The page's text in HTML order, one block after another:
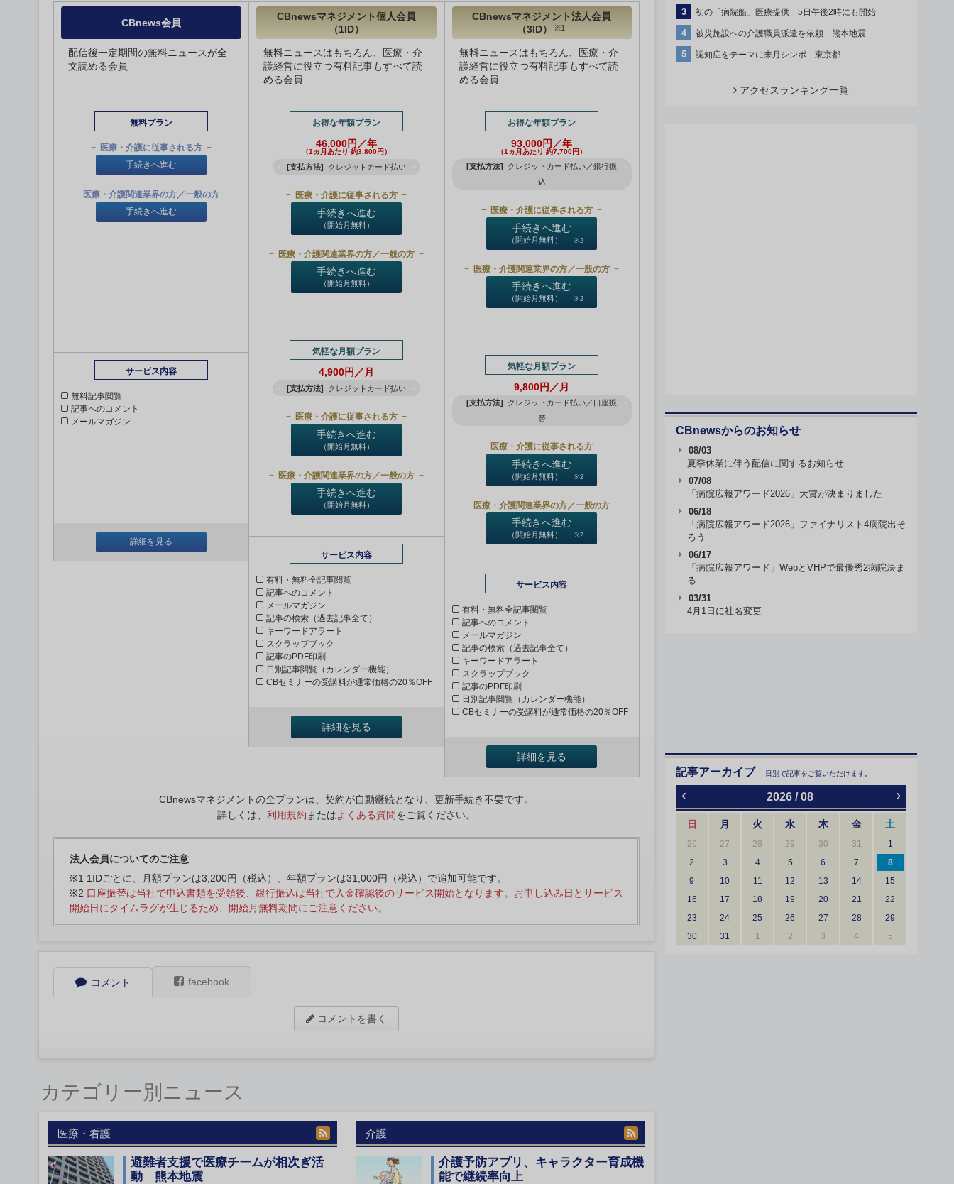
CBnews会員
配信後一定期間の無料ニュースが全
文読める会員
無料プラン
医療・介護に従事される方
手続きへ進む
医療・介護関連業界の方／一般の方
手続きへ進む
サービス内容
無料記事閲覧
記事へのコメント
メールマガジン
詳細を見る
CBnewsマネジメント個人会員
（1ID）
無料ニュースはもちろん、医療・介
護経営に役立つ有料記事もすべて読
める会員
お得な年額プラン
46,000円／年
（1ヵ月あたり 約3,800円）
[支払方法] クレジットカード払い
医療・介護に従事される方
手続きへ進む
（開始月無料）
医療・介護関連業界の方／一般の方
手続きへ進む
（開始月無料）
気軽な月額プラン
4,900円／月
[支払方法] クレジットカード払い
医療・介護に従事される方
手続きへ進む
（開始月無料）
医療・介護関連業界の方／一般の方
手続きへ進む
（開始月無料）
サービス内容
有料・無料全記事閲覧
記事へのコメント
メールマガジン
記事の検索（過去記事全て）
キーワードアラート
スクラップブック
記事のPDF印刷
日別記事閲覧（カレンダー機能）
CBセミナーの受講料が通常価格の20％OFF
詳細を見る
CBnewsマネジメント法人会員
（3ID）
※1
無料ニュースはもちろん、医療・介
護経営に役立つ有料記事もすべて読
める会員
お得な年額プラン
93,000円／年
（1ヵ月あたり 約7,700円）
[支払方法]
クレジットカード払い／銀行振
込
医療・介護に従事される方
手続きへ進む
（開始月無料） ※2
医療・介護関連業界の方／一般の方
手続きへ進む
（開始月無料） ※2
気軽な月額プラン
9,800円／月
[支払方法]
クレジットカード払い／口座振
替
医療・介護に従事される方
手続きへ進む
（開始月無料） ※2
医療・介護関連業界の方／一般の方
手続きへ進む
（開始月無料） ※2
サービス内容
有料・無料全記事閲覧
記事へのコメント
メールマガジン
記事の検索（過去記事全て）
キーワードアラート
スクラップブック
記事のPDF印刷
日別記事閲覧（カレンダー機能）
CBセミナーの受講料が通常価格の20％OFF
詳細を見る
CBnewsマネジメントの全プランは、契約が自動継続となり、更新手続き不要です。
詳しくは、 利用規約 またはよくある質問をご覧ください。
法人会員についてのご注意
※1 1IDごとに、月額プランは3,200円（税込）、年額プランは31,000円（税込）で追加可能です。
※2 口座振替は当社で申込書類を受領後、銀行振込は当社で入金確認後のサービス開始となります。お申し込み日とサービス
開始日にタイムラグが生じるため、開始月無料期間にご注意ください。
コメント facebook
コメントを書く
カテゴリー別ニュース
医療・看護
避難者支援で医療チームが相次ぎ活
動 熊本地震
介護
介護予防アプリ、キャラクター育成機
能で継続率向上
3 初の「病院船」医療提供 5日午後2時にも開始
4 被災施設への介護職員派遣を依頼 熊本地震
5 認知症をテーマに来月シンポ 東京都
アクセスランキング一覧
CBnewsからのお知らせ
08/03
夏季休業に伴う配信に関するお知らせ
07/08
「病院広報アワード2026」大賞が決まりました
06/18
「病院広報アワード2026」ファイナリスト4病院出そ
ろう
06/17
「病院広報アワード」WebとVHPで最優秀2病院決ま
る
03/31
4月1日に社名変更
記事アーカイブ 日別で記事をご覧いただけます。
‹ 2026 / 08 ›
日 月 火 水 木 金 土
26 27 28 29 30 31
1
2
3 4 5 6 7
8
9
10 11 12 13 14
15
16
17 18 19 20 21
22
23
24 25 26 27 28
29
30
31 1 2 3 4 5